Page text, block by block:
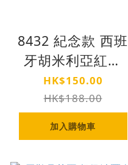
8432 紀念款 西班
牙胡米利亞紅酒
2018
HK$150.00
HK$188.00
加入購物車